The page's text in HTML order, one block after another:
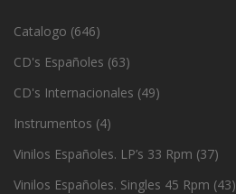
Catalogo (646)
CD's Españoles (63)
CD's Internacionales (49)
Instrumentos (4)
Vinilos Españoles. LP’s 33 Rpm (37)
Vinilos Españoles. Singles 45 Rpm (43)